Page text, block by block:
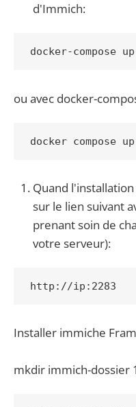
d'Immich:
ou avec docker-
docker compose
Quand
sur le lien suivant
prenant soin de
votre serveur):
http://ip:2283
Installer immiche
mkdir immich-dossier 1